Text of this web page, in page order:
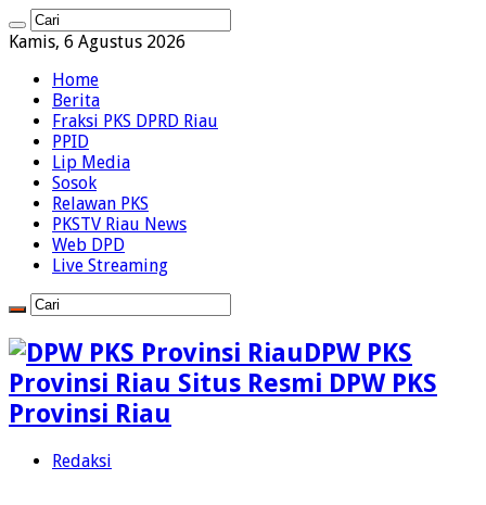
Kamis, 6 Agustus 2026
Home
Berita
Fraksi PKS DPRD Riau
PPID
Lip Media
Sosok
Relawan PKS
PKSTV Riau News
Web DPD
Live Streaming
DPW PKS
Provinsi Riau Situs Resmi DPW PKS
Provinsi Riau
Redaksi